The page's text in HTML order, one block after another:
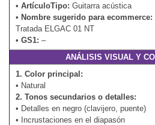
• ArtículoTipo: Guitarra acústica
• Nombre sugerido para ecommerce:
Tratada ELGAC 01 NT
• GS1: –
ANÁLISIS VISUAL Y
1. Color principal:
• Natural
2. Tonos secundarios o detalles:
• Detalles en negro (clavijero, puente)
• Incrustaciones en el diapasón